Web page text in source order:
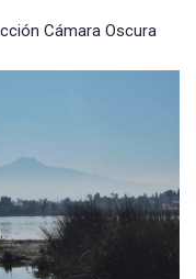
Cámara Oscura